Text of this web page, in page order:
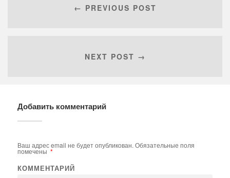
← PREVIOUS POST
NEXT POST →
Добавить комментарий
Ваш адрес email не будет опубликован. Обязательные поля
помечены *
КОММЕНТАРИЙ